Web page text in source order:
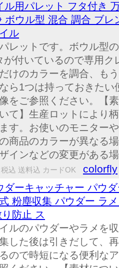
ル用パレット フタ付き
ボウル型 混合 調合 ブ
ル
レットです。ボウル型
が付いているので専用
けのカラーを調合、も
ら1つは持っておきた
をご参照ください。【
て】生産ロットにより
す。お使いのモニター
商品のカラーが異なる
インなどの変更がある
税込 送料込 カードOK colorfly
ダーキャッチャー パウ
粉塵収集 パウダー ラ
防止 ス
ルのパウダーやラメを
した後は引きだして、
ので時短になる便利な